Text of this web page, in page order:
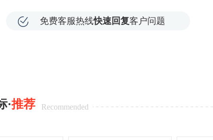
免费客服热线快速回复客户问题
·推荐 Recommended